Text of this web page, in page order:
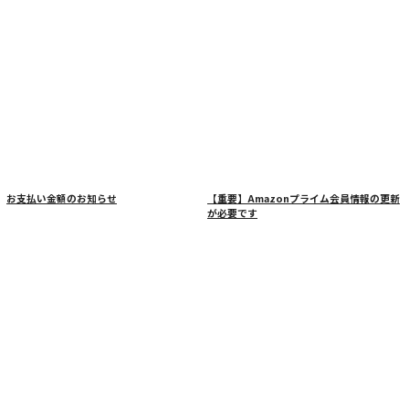
お支払い金額のお知らせ
【重要】Amazonプライム会員情報の更新
が必要です